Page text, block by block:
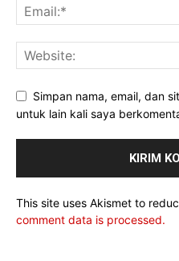
Simpan nama, email, dan
untuk lain kali saya
This site uses Akismet to
comment data is processed.